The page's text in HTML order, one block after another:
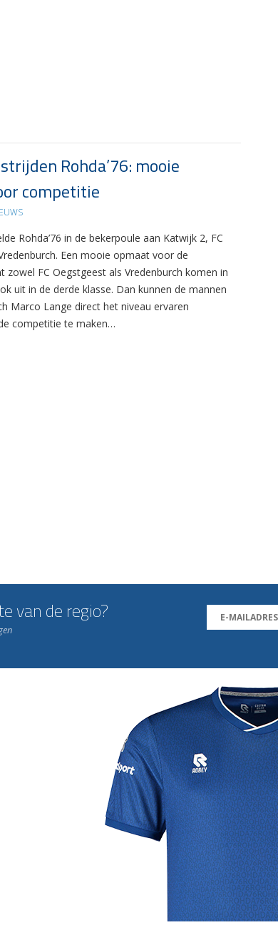
Rohda’76: mooie
competitie
Rohda’76 in de bekerpoule aan Katwijk 2, FC
Een mooie opmaat voor de
zowel FC Oegstgeest als Vredenburch komen in
uit in de derde klasse. Dan kunnen de mannen
Marco Lange direct het niveau ervaren
competitie te maken…
van de regio?